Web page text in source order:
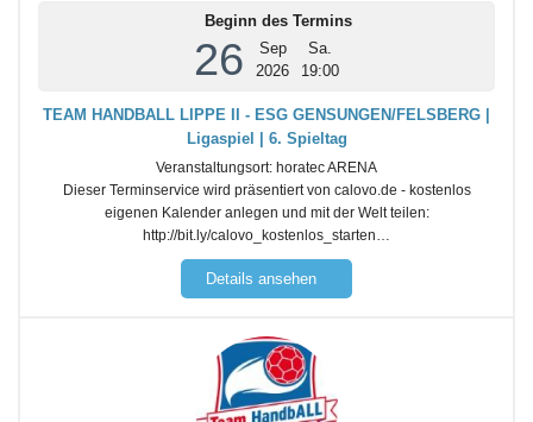
Beginn des Termins
26
Sep
2026
Sa.
19:00
TEAM HANDBALL LIPPE II - ESG GENSUNGEN/FELSBERG |
Ligaspiel | 6. Spieltag
Veranstaltungsort: horatec ARENA
Dieser Terminservice wird präsentiert von calovo.de - kostenlos
eigenen Kalender anlegen und mit der Welt teilen:
http://bit.ly/calovo_kostenlos_starten…
Details ansehen